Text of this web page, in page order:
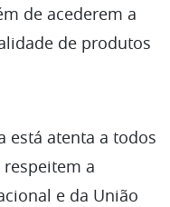
de acederem a
de produtos
está atenta a todos
a
e da União